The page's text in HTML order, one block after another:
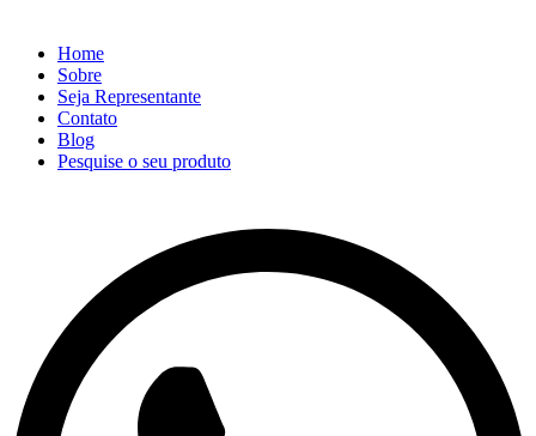
Home
Sobre
Seja Representante
Contato
Blog
Pesquise o seu produto